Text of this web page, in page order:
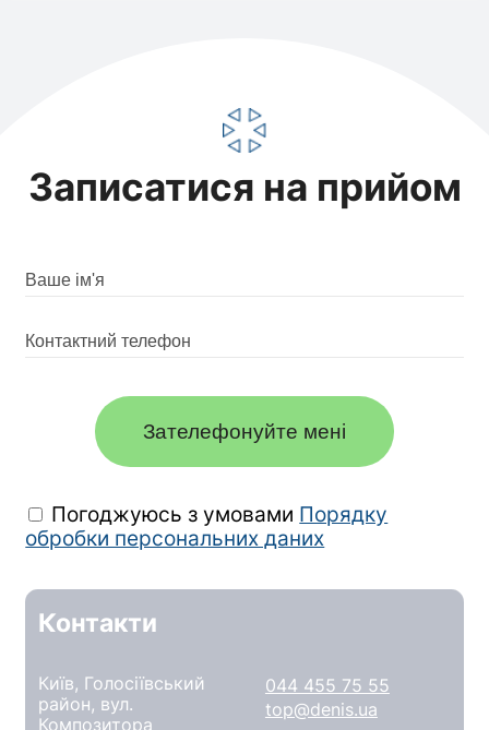
Записатися на прийом
Зателефонуйте мені
Погоджуюсь з умовами Порядку
обробки персональних даних
Контакти
Київ, Голосіївський
район, вул.
Композитора
044 455 75 55
top@denis.ua